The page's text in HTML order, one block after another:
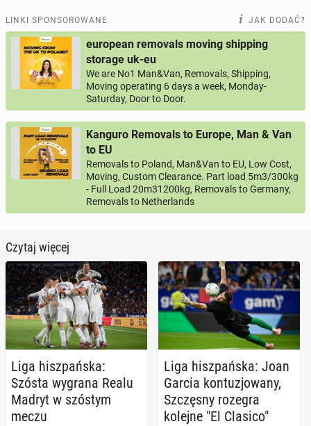
LINKI SPONSOROWANE JAK DODAĆ?
european removals moving shipping
storage uk-eu
We are No1 Man&Van, Removals, Shipping,
Moving operating 6 days a week, Monday-
Saturday, Door to Door.
Kanguro Removals to Europe, Man & Van
to EU
Removals to Poland, Man&Van to EU, Low Cost,
Moving, Custom Clearance. Part load 5m3/300kg
- Full Load 20m31200kg, Removals to Germany,
Removals to Netherlands
Czytaj więcej
Liga hisz­pań­ska:
Szósta wygrana Realu
Madryt w szóstym
meczu
Liga hisz­pań­ska: Joan
Garcia kon­tu­zjo­wa­ny,
Szczę­sny rozegra
kolejne "El Clasico"